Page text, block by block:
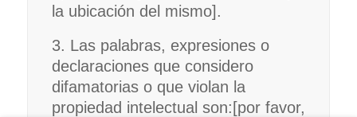
la ubicación del mismo].
3. Las palabras, expresiones o
declaraciones que considero
difamatorias o que violan la
propiedad intelectual son:[por favor,